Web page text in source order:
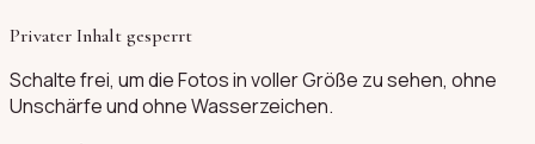
Privater Inhalt gesperrt
Schalte frei, um die Fotos in voller Größe zu sehen, ohne
Unschärfe und ohne Wasserzeichen.